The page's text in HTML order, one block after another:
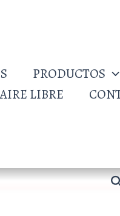
PRODUCTOS
LIBRE